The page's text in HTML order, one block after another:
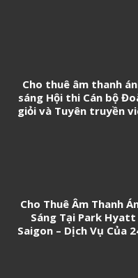
Cho thuê âm thanh
sáng Hội thi Cán bộ
giỏi và Tuyên truyền
Cho Thuê Âm Thanh
Sáng Tại Park Hyatt
Saigon – Dịch Vụ Của